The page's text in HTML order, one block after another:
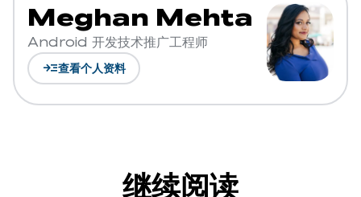
Meghan Mehta
Android 开发技术推广工程师
read_more查看个人资料
继续阅读